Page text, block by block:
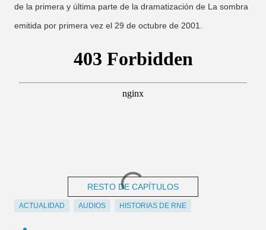
de la primera y última parte de la dramatización de La sombra
emitida por primera vez el 29 de octubre de 2001.
RESTO DE CAPÍTULOS
ACTUALIDAD AUDIOS HISTORIAS DE RNE